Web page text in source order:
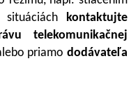
kontaktujte
telekomunikačnej
priamododávateľa